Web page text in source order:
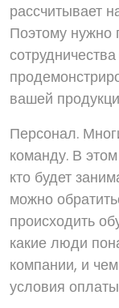
рассчитывает
Поэтому нужно
вашей
Персонал.
команду. В
кто будет
можно
происходить
какие люди
компании, и
условия